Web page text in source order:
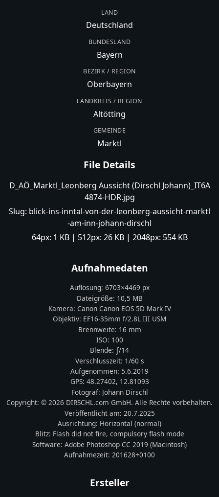
LAND
Deutschland
BUNDESLAND
Bayern
BEZIRK / REGION
Oberbayern
LANDKREIS / REGION
Altötting
GEMEINDE
Marktl
File Details
D_AÖ_Marktl_Leonberg Aussicht (Dirschl Johann)_IT6A
4874-HDR.jpg
Slug: blick-ins-inntal-von-der-leonberg-aussicht-marktl
-am-inn-johann-dirschl
64px: 1 KB| 512px: 26 KB| 2048px: 554 KB
Aufnahmedaten
Auflösung: 6703×4469 px
Dateigröße: 10,5 MB
Kamera: CanonCanon EOS 5D Mark IV
Objektiv: EF16-35mm f/2.8L III USM
Brennweite: 16 mm
ISO: 100
Blende: ƒ/14
Verschlusszeit: 1/60 s
Aufgenommen: 5.6.2019
GPS: 48.27402, 12.81093
Fotograf: Johann Dirschl
Copyright: © 2026 DIRSCHL.com GmbH. Alle Rechte vorbehalten.
Veröffentlicht am: 20.7.2025
Ausrichtung: Horizontal (normal)
Blitz: Flash did not fire, compulsory flash mode
Software: Adobe Photoshop CC 2019 (Macintosh)
Aufnahmezeit: 201628+0100
Ersteller